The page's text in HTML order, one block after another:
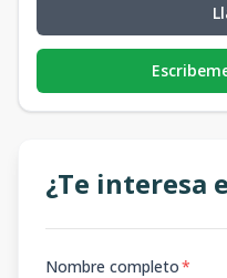
¿Te interesa
Nombre completo*